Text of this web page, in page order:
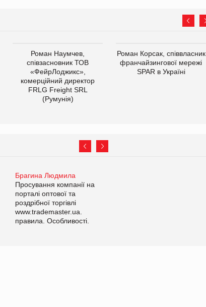
Роман Наумчев,
співзасновник ТОВ
«ФейрЛоджикс»,
комерційний директор
FRLG Freight SRL
(Румунія)
Роман Корсак, співвласник
франчайзингової мережі
SPAR в Україні
Брагина Людмила
Просування компанії на
порталі оптової та
роздрібної торгівлі
www.trademaster.ua.
правила. Особливості.